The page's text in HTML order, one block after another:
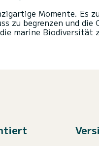
Momente. Es
zu begrenzen und
marine Biodiversität